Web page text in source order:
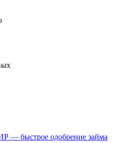
быстрое одобрение займа